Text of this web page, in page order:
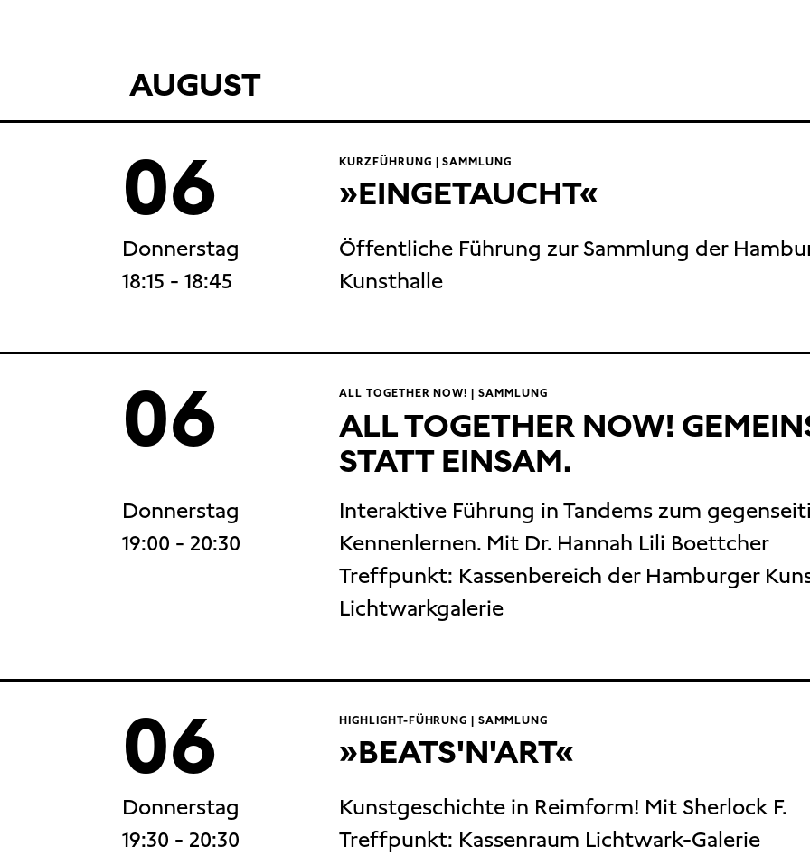
AUGUST
06
Donnerstag
18:15 - 18:45
KURZFÜHRUNG | SAMMLUNG
»EINGETAUCHT«
Öffentliche Führung zur Sammlung der
Kunsthalle
06
Donnerstag
19:00 - 20:30
ALL TOGETHER NOW! | SAMMLUNG
ALL TOGETHER NOW!
STATT EINSAM.
Interaktive Führung in Tandems zum
Kennenlernen. Mit Dr. Hannah Lili Boettcher
Treffpunkt: Kassenbereich der Hamburger
Lichtwarkgalerie
06
Donnerstag
19:30 - 20:30
HIGHLIGHT-FÜHRUNG | SAMMLUNG
»BEATS'N'ART«
Kunstgeschichte in Reimform! Mit Sherlock F.
Treffpunkt: Kassenraum Lichtwark-Galerie